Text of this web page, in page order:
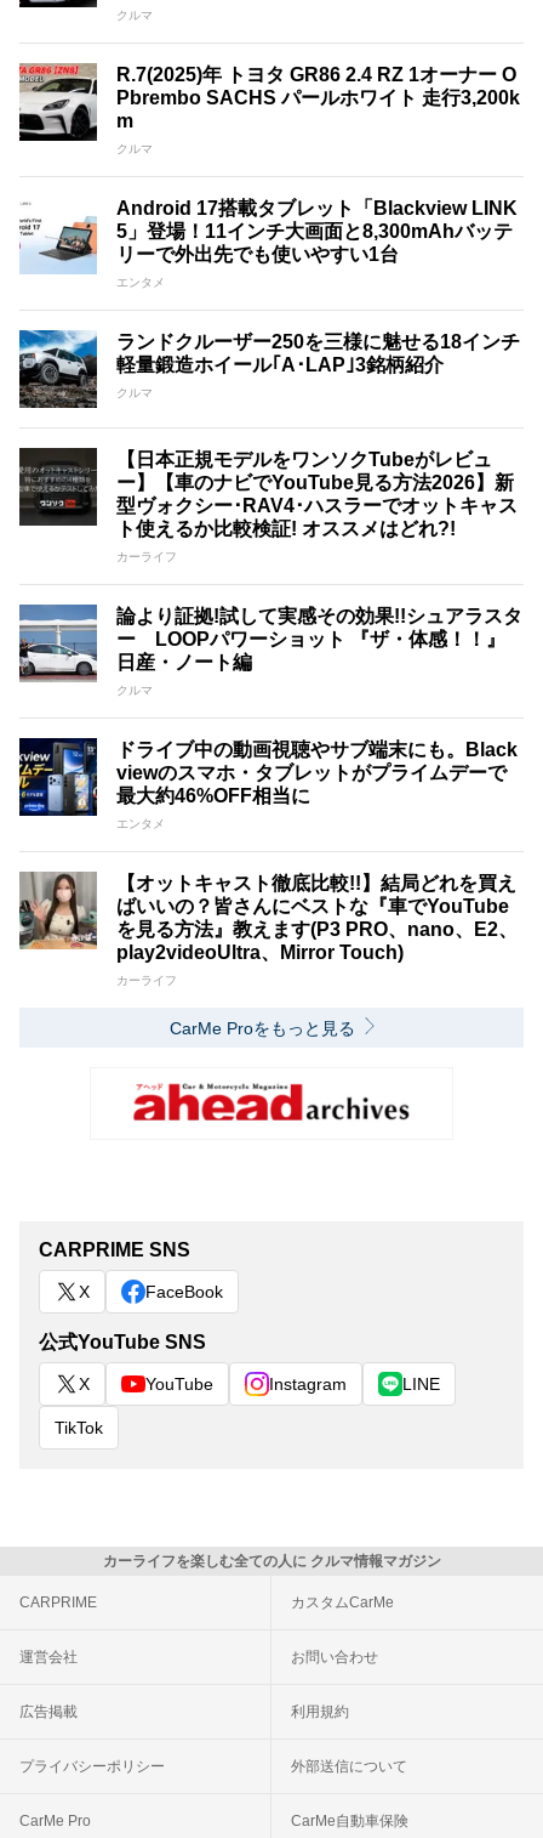
クルマ
R.7(2025)年 トヨタ GR86 2.4 RZ 1オーナー O
Pbrembo SACHS パールホワイト 走行3,200k
m
クルマ
Android 17搭載タブレット「Blackview LINK
5」登場！11インチ大画面と8,300mAhバッテ
リーで外出先でも使いやすい1台
エンタメ
ランドクルーザー250を三様に魅せる18インチ
軽量鍛造ホイール｢A･LAP｣3銘柄紹介
クルマ
【日本正規モデルをワンソクTubeがレビュ
ー】【車のナビでYouTube見る方法2026】新
型ヴォクシー･RAV4･ハスラーでオットキャス
ト使えるか比較検証! オススメはどれ?!
カーライフ
論より証拠!試して実感その効果!!シュアラスタ
ー LOOPパワーショット 『ザ・体感！！』
日産・ノート編
クルマ
ドライブ中の動画視聴やサブ端末にも。Black
viewのスマホ・タブレットがプライムデーで
最大約46%OFF相当に
エンタメ
【オットキャスト徹底比較!!】結局どれを買え
ばいいの？皆さんにベストな『車でYouTube
を見る方法』教えます(P3 PRO、nano、E2、
play2videoUltra、Mirror Touch)
カーライフ
CarMe Proをもっと見る
CARPRIME SNS
X FaceBook
公式YouTube SNS
X YouTube Instagram LINE
TikTok
カーライフを楽しむ全ての人に クルマ情報マガジン
CARPRIME カスタムCarMe
運営会社 お問い合わせ
広告掲載 利用規約
プライバシーポリシー 外部送信について
CarMe Pro CarMe自動車保険